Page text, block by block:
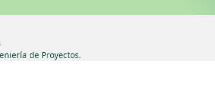
de Proyectos.